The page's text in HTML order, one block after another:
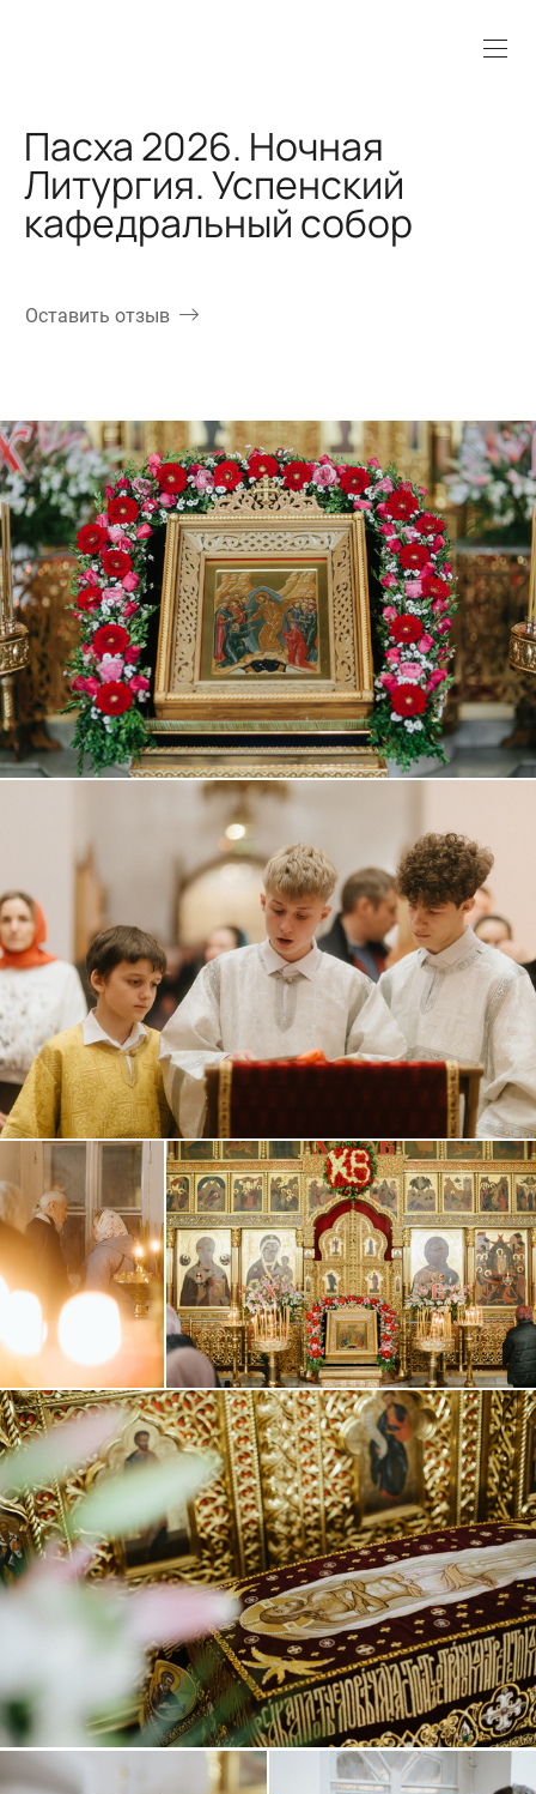
Пасха 2026. Ночная
Литургия. Успенский
кафедральный собор
Оставить отзыв